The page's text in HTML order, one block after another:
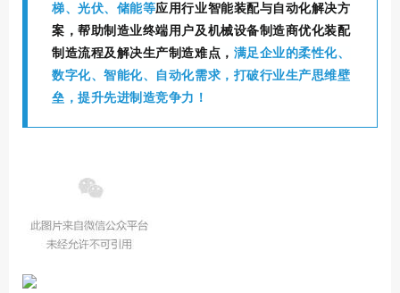
梯、光伏、储能等应用行业智能装配与自动化解决方
案，帮助制造业终端用户及机械设备制造商优化装配
制造流程及解决生产制造难点， 满足企业的柔性化、
数字化、智能化、自动化需求，打破行业生产思维壁
垒，提升先进制造竞争力！